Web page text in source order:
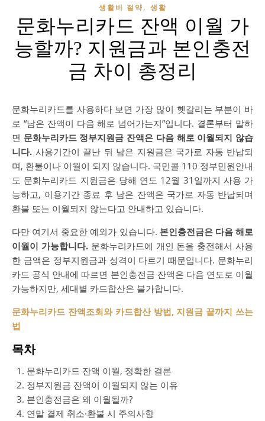
생활비 절약, 생활
문화누리카드 잔액 이월 가
능할까? 지원금과 본인충전
금 차이 총정리
문화누리카드를 사용하다 보면 가장 많이 헷갈리는 부분이 바
로 “남은 잔액이 다음 해로 넘어가는지”입니다. 결론부터 말하
면 문화누리카드 정부지원금 잔액은 다음 해로 이월되지 않습
니다. 사용기간이 끝난 뒤 남은 지원금은 국가로 자동 반납되
며, 환불이나 이월이 되지 않습니다. 국민콜 110 정부민원안내
도 문화누리카드 지원금은 당해 연도 12월 31일까지 사용 가
능하고, 이용기간 종료 후 남은 잔액은 국가로 자동 반납되며
환불 또는 이월되지 않는다고 안내하고 있습니다.
다만 여기서 중요한 예외가 있습니다. 본인충전금은 다음 해로
이월이 가능합니다.문화누리카드에 개인 돈을 충전해서 사용
한 금액은 정부지원금과 성격이 다르기 때문입니다. 문화누리
카드 공식 안내에 따르면 본인충전금 잔액은 다음 연도로 이월
가능하지만, 세대별 카드합산은 불가합니다.
문화누리카드 잔액조회와 카드합산 방법, 지원금 끝까지 쓰는
법
목차
문화누리카드 잔액 이월, 정확한 결론
정부지원금 잔액이 이월되지 않는 이유
본인충전금은 왜 이월될까?
연말 결제 취소·환불 시 주의사항